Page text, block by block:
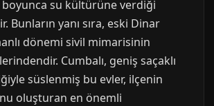
su kültürüne verdiği
Bunların yanı sıra, eski Dinar
dönemi sivil mimarisinin
Cumbalı, geniş saçaklı
süslenmiş bu evler, ilçenin
oluşturan en önemli